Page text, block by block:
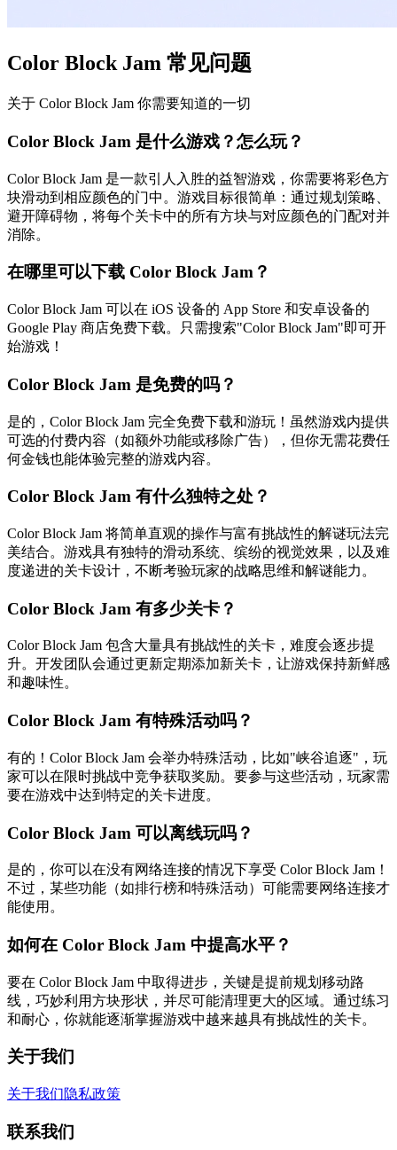
Color Block Jam 常见问题
关于 Color Block Jam 你需要知道的一切
Color Block Jam 是什么游戏？怎么玩？
Color Block Jam 是一款引人入胜的益智游戏，你需要将彩色方
块滑动到相应颜色的门中。游戏目标很简单：通过规划策略、
避开障碍物，将每个关卡中的所有方块与对应颜色的门配对并
消除。
在哪里可以下载 Color Block Jam？
Color Block Jam 可以在 iOS 设备的 App Store 和安卓设备的
Google Play 商店免费下载。只需搜索"Color Block Jam"即可开
始游戏！
Color Block Jam 是免费的吗？
是的，Color Block Jam 完全免费下载和游玩！虽然游戏内提供
可选的付费内容（如额外功能或移除广告），但你无需花费任
何金钱也能体验完整的游戏内容。
Color Block Jam 有什么独特之处？
Color Block Jam 将简单直观的操作与富有挑战性的解谜玩法完
美结合。游戏具有独特的滑动系统、缤纷的视觉效果，以及难
度递进的关卡设计，不断考验玩家的战略思维和解谜能力。
Color Block Jam 有多少关卡？
Color Block Jam 包含大量具有挑战性的关卡，难度会逐步提
升。开发团队会通过更新定期添加新关卡，让游戏保持新鲜感
和趣味性。
Color Block Jam 有特殊活动吗？
有的！Color Block Jam 会举办特殊活动，比如"峡谷追逐"，玩
家可以在限时挑战中竞争获取奖励。要参与这些活动，玩家需
要在游戏中达到特定的关卡进度。
Color Block Jam 可以离线玩吗？
是的，你可以在没有网络连接的情况下享受 Color Block Jam！
不过，某些功能（如排行榜和特殊活动）可能需要网络连接才
能使用。
如何在 Color Block Jam 中提高水平？
要在 Color Block Jam 中取得进步，关键是提前规划移动路
线，巧妙利用方块形状，并尽可能清理更大的区域。通过练习
和耐心，你就能逐渐掌握游戏中越来越具有挑战性的关卡。
关于我们
关于我们隐私政策
联系我们